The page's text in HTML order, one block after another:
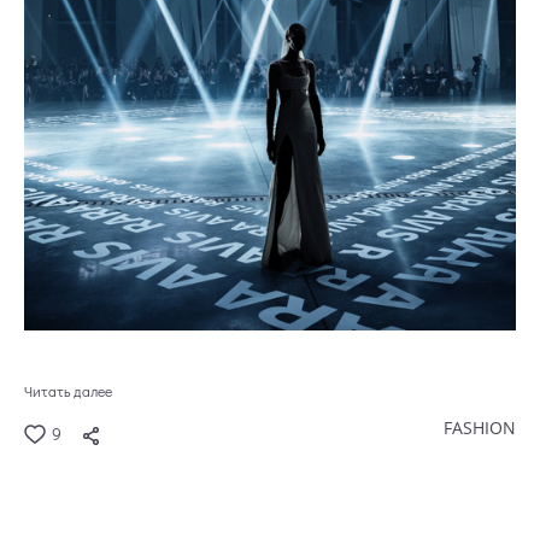
Читать далее
9 FASHION